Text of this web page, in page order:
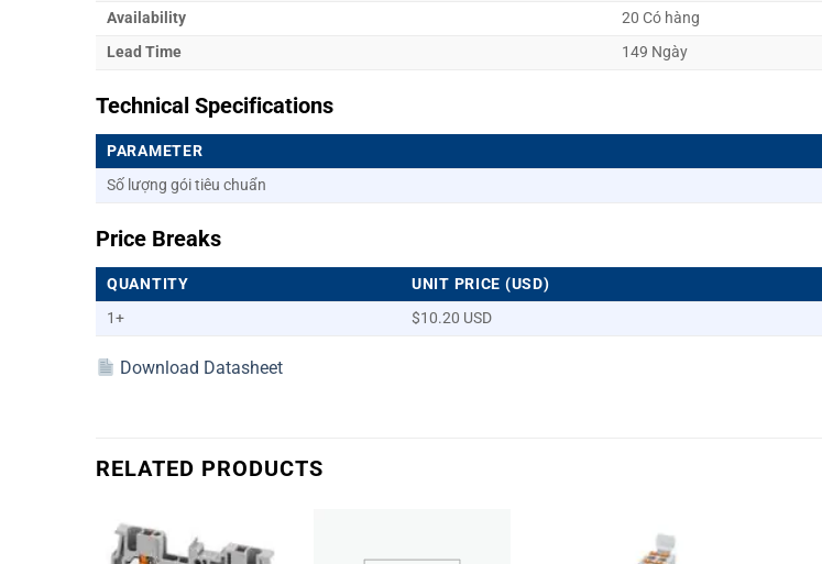
Availability
20 Có hàng
Lead Time
149 Ngày
Technical Specifications
PARAMETER
Số lượng gói tiêu chuẩn
Price Breaks
QUANTITY UNIT PRICE (USD)
1+
$10.20 USD
Download Datasheet
RELATED PRODUCTS